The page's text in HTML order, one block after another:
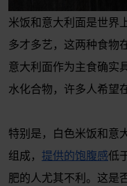
米饭和意大利面是世界
多才多艺，这两种食物
意大利面作为主食确实
水化合物，许多人希望
特别是，白色米饭和意
组成， 提供的饱腹感低
肥的人尤其不利。这是